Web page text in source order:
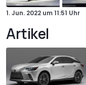
1. Jun. 2022 um11:51 Uhr
Artikel